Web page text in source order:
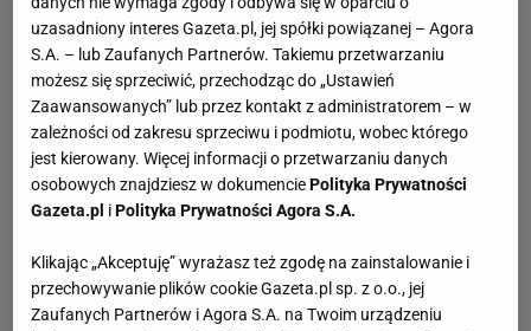
uzasadniony interes Gazeta.pl, jej spółki powiązanej – Agora
S.A. – lub Zaufanych Partnerów. Takiemu przetwarzaniu
możesz się sprzeciwić, przechodząc do „Ustawień
Zaawansowanych” lub przez kontakt z administratorem – w
zależności od zakresu sprzeciwu i podmiotu, wobec którego
jest kierowany. Więcej informacji o przetwarzaniu danych
osobowych znajdziesz w dokumenciePolityka Prywatności
Gazeta.pl iPolityka Prywatności Agora S.A.
Klikając „Akceptuję” wyrażasz też zgodę na zainstalowanie i
przechowywanie plików cookie Gazeta.pl sp. z o.o., jej
Zaufanych Partnerów i Agora S.A. na Twoim urządzeniu